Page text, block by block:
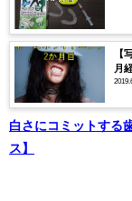
【
月
白さにコミットする
ス】